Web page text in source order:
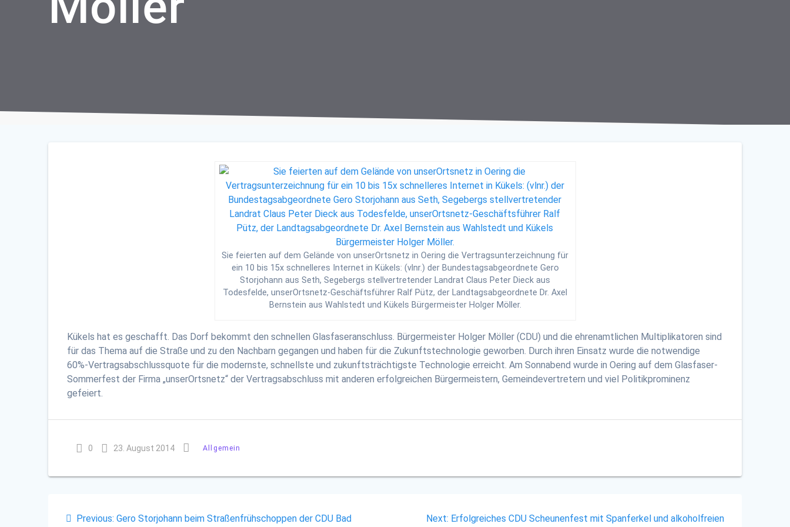
Sie feierten auf dem Gelände von unserOrtsnetz in Oering die Vertragsunterzeichnung für
ein 10 bis 15x schnelleres Internet in Kükels: (vlnr.) der Bundestagsabgeordnete Gero
Storjohann aus Seth, Segebergs stellvertretender Landrat Claus Peter Dieck aus
Todesfelde, unserOrtsnetz-Geschäftsführer Ralf Pütz, der Landtagsabgeordnete Dr. Axel
Bernstein aus Wahlstedt und Kükels Bürgermeister Holger Möller.
Kükels hat es geschafft. Das Dorf bekommt den schnellen Glasfaseranschluss. Bürgermeister Holger Möller (CDU) und die ehrenamtlichen Multiplikatoren sind
für das Thema auf die Straße und zu den Nachbarn gegangen und haben für die Zukunftstechnologie geworben. Durch ihren Einsatz wurde die notwendige
60%-Vertragsabschlussquote für die modernste, schnellste und zukunftsträchtigste Technologie erreicht. Am Sonnabend wurde in Oering auf dem Glasfaser-
Sommerfest der Firma „unserOrtsnetz“ der Vertragsabschluss mit anderen erfolgreichen Bürgermeistern, Gemeindevertretern und viel Politikprominenz
gefeiert.
0 23. August 2014 Allgemein
Beitragsnavigation
Previous: Previous
Gero Storjohann beim Straßenfrühschoppen der CDU Bad
Next: Next
Erfolgreiches CDU Scheunenfest mit Spanferkel und alkoholfreien